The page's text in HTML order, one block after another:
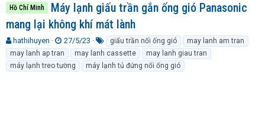
Hồ Chí Minh
Máy lạnh giấu trần gắn ống gió Panasonic
mang lại không khí mát lành
T
h
r
e
hathihuyen
N
g
à
y
27/5/23
ừ
k
h
giấu trần nối ống gió
may lanh am tran
may lanh ap tran
may lanh cassette
may lanh giau tran
máy lạnh treo tường
máy lạnh tủ đứng nối ống gió